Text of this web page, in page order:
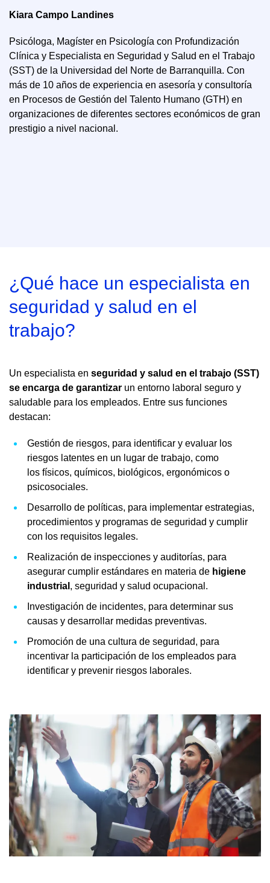
Kiara Campo Landines
Psicóloga, Magíster en Psicología con Profundización
Clínica y Especialista en Seguridad y Salud en el Trabajo
(SST) de la Universidad del Norte de Barranquilla. Con
más de 10 años de experiencia en asesoría y consultoría
en Procesos de Gestión del Talento Humano (GTH) en
organizaciones de diferentes sectores económicos de gran
prestigio a nivel nacional.
¿Qué hace un especialista en
seguridad y salud en el
trabajo?
Un especialista en seguridad y salud en el trabajo (SST)
se encarga de garantizar un entorno laboral seguro y
saludable para los empleados. Entre sus funciones
destacan:
Gestión de riesgos, para identificar y evaluar los
riesgos latentes en un lugar de trabajo, como
los físicos, químicos, biológicos, ergonómicos o
psicosociales.
Desarrollo de políticas, para implementar estrategias,
procedimientos y programas de seguridad y cumplir
con los requisitos legales.
Realización de inspecciones y auditorías, para
asegurar cumplir estándares en materia de higiene
industrial , seguridad y salud ocupacional.
Investigación de incidentes, para determinar sus
causas y desarrollar medidas preventivas.
Promoción de una cultura de seguridad, para
incentivar la participación de los empleados para
identificar y prevenir riesgos laborales.